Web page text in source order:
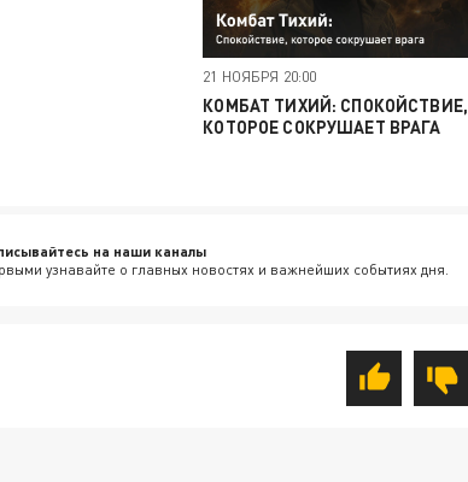
21 НОЯБРЯ 20:00
КОМБАТ ТИХИЙ: СПОКОЙСТВИЕ,
КОТОРОЕ СОКРУШАЕТ ВРАГА
на наши каналы
узнавайте о главных новостях и важнейших событиях дня.